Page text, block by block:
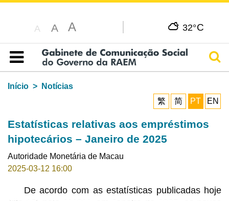
A A A 32°C
Índice
Início
Notícias
繁
简 PT EN
Estatísticas relativas aos empréstimos
hipotecários – Janeiro de 2025
Autoridade Monetária de Macau
2025-03-12 16:00
De acordo com as estatísticas publicadas hoje